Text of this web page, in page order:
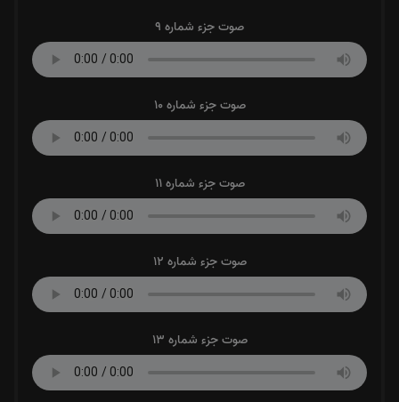
صوت جزء شماره 9
صوت جزء شماره 10
صوت جزء شماره 11
صوت جزء شماره 12
صوت جزء شماره 13